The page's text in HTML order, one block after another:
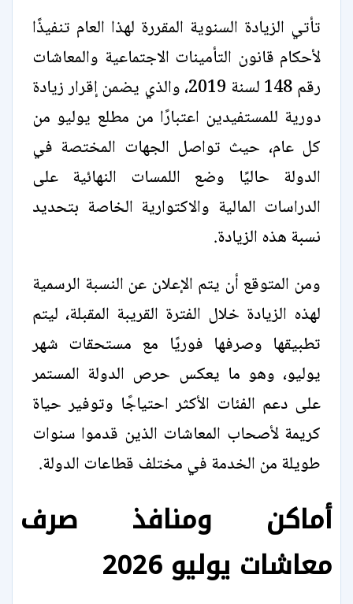
تأتي الزيادة السنوية المقررة لهذا العام تنفيذًا
لأحكام قانون التأمينات الاجتماعية والمعاشات
رقم 148 لسنة 2019، والذي يضمن إقرار زيادة
دورية للمستفيدين اعتبارًا من مطلع يوليو من
كل عام، حيث تواصل الجهات المختصة في
الدولة حاليًا وضع اللمسات النهائية على
الدراسات المالية والاكتوارية الخاصة بتحديد
نسبة هذه الزيادة.
ومن المتوقع أن يتم الإعلان عن النسبة الرسمية
لهذه الزيادة خلال الفترة القريبة المقبلة، ليتم
تطبيقها وصرفها فوريًا مع مستحقات شهر
يوليو، وهو ما يعكس حرص الدولة المستمر
على دعم الفئات الأكثر احتياجًا وتوفير حياة
كريمة لأصحاب المعاشات الذين قدموا سنوات
طويلة من الخدمة في مختلف قطاعات الدولة.
أماكن ومنافذ صرف
معاشات يوليو 2026